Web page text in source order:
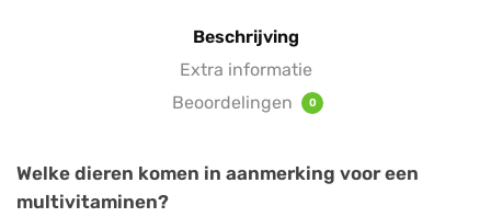
Beschrijving
Extra informatie
Beoordelingen
0
Welke dieren komen in aanmerking voor een
multivitaminen?